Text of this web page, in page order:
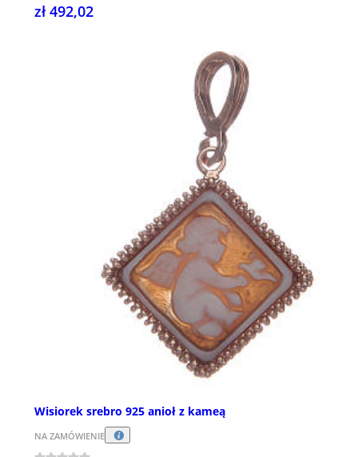
zł 492,02
Wisiorek srebro 925 anioł z kameą
NA ZAMÓWIENIE